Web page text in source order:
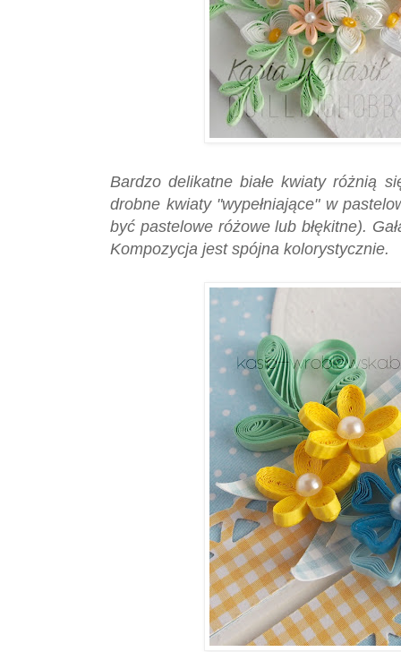
Bardzo delikatne białe kwiaty różnią
drobne kwiaty "wypełniające" w
być pastelowe różowe lub błękitne).
Kompozycja jest spójna kolorystycznie.